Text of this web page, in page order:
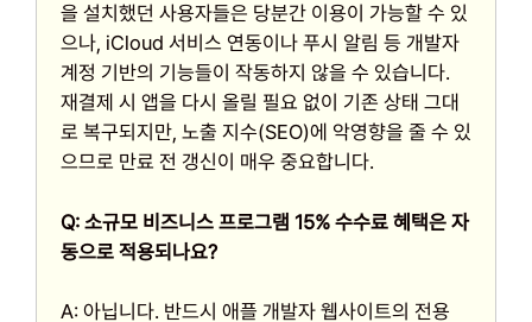
을 설치했던 사용자들은 당분간 이용이 가능할 수 있
으나, iCloud 서비스 연동이나 푸시 알림 등 개발자
계정 기반의 기능들이 작동하지 않을 수 있습니다.
재결제 시 앱을 다시 올릴 필요 없이 기존 상태 그대
로 복구되지만, 노출 지수(SEO)에 악영향을 줄 수 있
으므로 만료 전 갱신이 매우 중요합니다.
Q: 소규모 비즈니스 프로그램 15% 수수료 혜택은 자
동으로 적용되나요?
A: 아닙니다. 반드시 애플 개발자 웹사이트의 전용